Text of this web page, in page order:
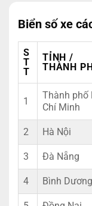
Biển số xe
S
T
T
TỈNH /
THÀNH
1
Thành phố
Chí Minh
2 Hà Nội
3 Đà Nẵng
4 Bình Dương